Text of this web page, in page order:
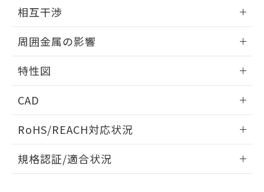
出力段回路図
相互干渉
相互干渉
A: 80mm以上、B: 60mm以上
周囲金属の影響
周囲金属の影響
特性図
検出物体の大きさと材質による影響
CAD
ドすることができます。
ログイン/会員登録
RoHS/REACH対応状況
EU RoHS 注意事項・凡例
規格認証/適合状況
荷製品に未対応品が混在することから備考
欄に対応日を記載しておりました。
既に当社にて対応品への在庫切替を完了
り、2022年1月12日より割愛しておりま
す。